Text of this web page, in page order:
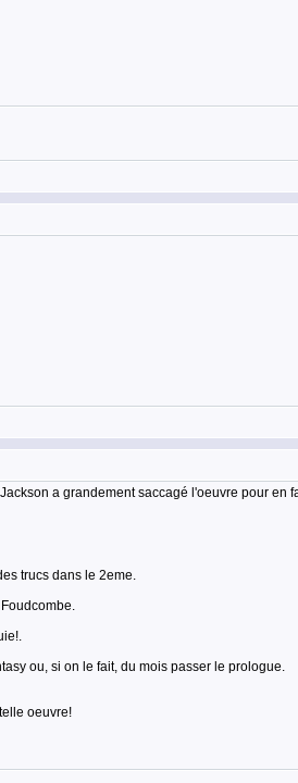
a grandement saccagé l'oeuvre pour en
trucs dans le 2eme.
ou, si on le fait, du mois passer le prologue.
oeuvre!